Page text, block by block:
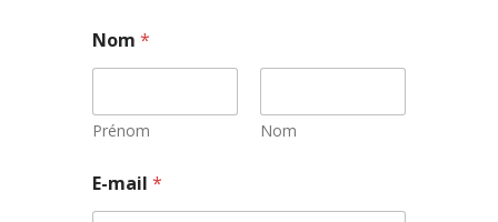
Nom*
Prénom Nom
o
m
E-mail*